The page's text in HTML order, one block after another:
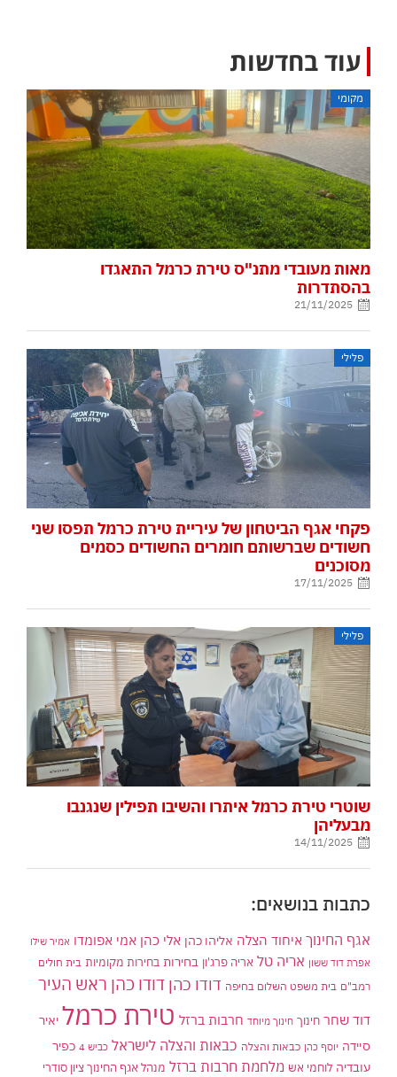
עוד בחדשות
מקומי
מאות מעובדי מתנ"ס טירת כרמל התאגדו
בהסתדרות
21/11/2025
פלילי
פקחי אגף הביטחון של עיריית טירת כרמל תפסו שני
חשודים שברשותם חומרים החשודים כסמים
מסוכנים
17/11/2025
פלילי
שוטרי טירת כרמל איתרו והשיבו תפילין שנגנבו
מבעליהן
14/11/2025
כתבות בנושאים:
אגף החינוך איחוד הצלה אליהו כהן אלי כהן אמי אפומדו אמיר שילו
אפרת דוד ששון אריה טל אריה פרג'ון בחירות בחירות מקומיות בית חולים
רמב"ם בית משפט השלום בחיפה דודו כהן דודו כהן ראש העיר
דוד שחר חינוך חינוך מיוחד חרבות ברזל טירת כרמל יאיר
סיידה יוסף כהן כבאות והצלה כבאות והצלה לישראל כביש 4
כפיר
עובדיה לוחמי אש מלחמת חרבות ברזל מנהל אגף החינוך ציון סודרי